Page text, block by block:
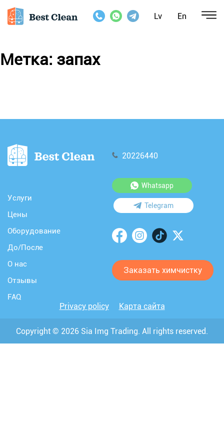
Lv En
Метка: запах
Услуги
Цены
Оборудование
До/После
О нас
Отзывы
FAQ
20226440
Whatsapp
Telegram
Заказать химчистку
Privacy policy Карта сайта
Copyright © 2026 Sia Img Trading. All rights reserved.